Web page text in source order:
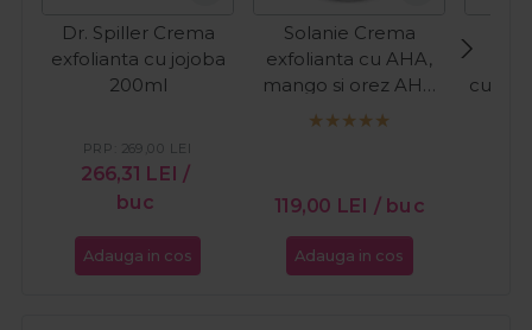
Dr. Spiller Crema
exfolianta cu jojoba
200ml
266,31 LEI /
buc
PRP: 269,00 LEI
Adauga in cos
Solanie Crema
exfolianta cu AHA,
mango si orez AHA
Peeling Special
119,00 LEI / buc
Adauga in cos